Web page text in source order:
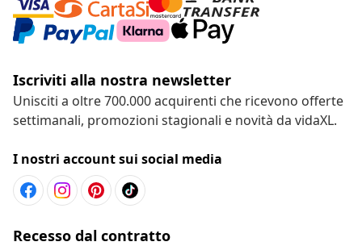
Iscriviti alla nostra newsletter
Unisciti a oltre 700.000 acquirenti che ricevono offerte
settimanali, promozioni stagionali e novità da vidaXL.
I nostri account sui social media
Recesso dal contratto